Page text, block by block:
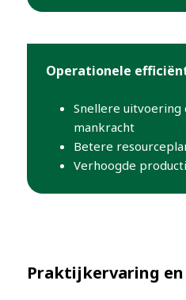
Operationele
Snellere uitvoering
mankracht
Betere
Verhoogde
Praktijkervaring